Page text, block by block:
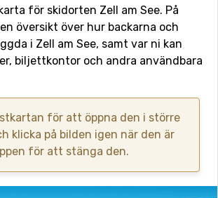
för skidorten Zell am See. På
översikt över hur backarna och
i Zell am See, samt var ni kan
biljettkontor och andra användbara
för att öppna den i större
klicka på bilden igen när den är
för att stänga den.